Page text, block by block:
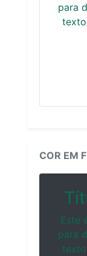
para
COR EM
Este
para